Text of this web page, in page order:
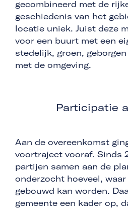
gecombineerd met de
geschiedenis van het
locatie uniek. Juist deze
voor een buurt met een
stedelijk, groen,
met de omgeving.
Participatie
Aan de overeenkomst
voortraject vooraf. Sinds
partijen samen aan de
onderzocht hoeveel,
gebouwd kan worden.
gemeente een kader op,